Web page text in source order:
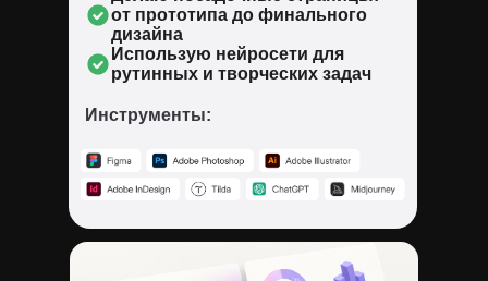
Инструменты:
от прототипа до финального
дизайна
Использую нейросети для
рутинных и творческих задач